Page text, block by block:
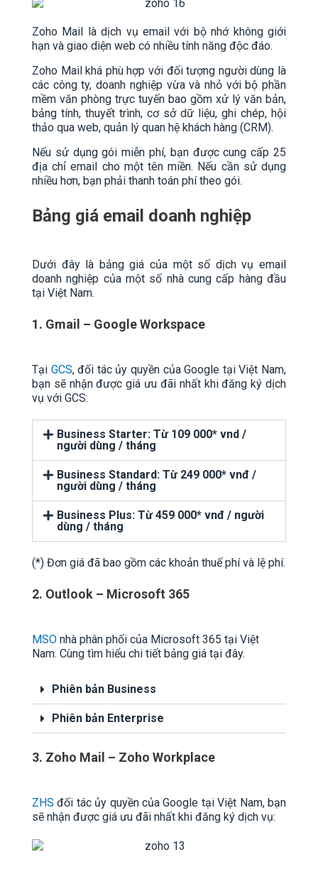
Zoho Mail là dịch vụ email với bộ nhớ không giới
hạn và giao diện web có nhiều tính năng độc đáo.
Zoho Mail khá phù hợp với đối tượng người dùng là
các công ty, doanh nghiệp vừa và nhỏ với bộ phần
mềm văn phòng trực tuyến bao gồm xử lý văn bản,
bảng tính, thuyết trình, cơ sở dữ liệu, ghi chép, hội
thảo qua web, quản lý quan hệ khách hàng (CRM).
Nếu sử dụng gói miễn phí, bạn được cung cấp 25
địa chỉ email cho một tên miền. Nếu cần sử dụng
nhiều hơn, bạn phải thanh toán phí theo gói.
Bảng giá email doanh nghiệp
Dưới đây là bảng giá của một số dịch vụ email
doanh nghiệp của một số nhà cung cấp hàng đầu
tại Việt Nam.
1. Gmail – Google Workspace
Tại GCS, đối tác ủy quyền của Google tại Việt Nam,
bạn sẽ nhận được giá ưu đãi nhất khi đăng ký dịch
vụ với GCS:
Business Starter: Từ 109 000* vnd /
người dùng / tháng
Business Standard: Từ 249 000* vnđ /
người dùng / tháng
Business Plus: Từ 459 000* vnđ / người
dùng / tháng
(*) Đơn giá đã bao gồm các khoản thuế phí và lệ phí.
2. Outlook – Microsoft 365
MSO nhà phân phối của Microsoft 365 tại Việt
Nam. Cùng tìm hiểu chi tiết bảng giá tại đây.
Phiên bản Business
Phiên bản Enterprise
3. Zoho Mail – Zoho Workplace
ZHS đối tác ủy quyền của Google tại Việt Nam, bạn
sẽ nhận được giá ưu đãi nhất khi đăng ký dịch vụ: